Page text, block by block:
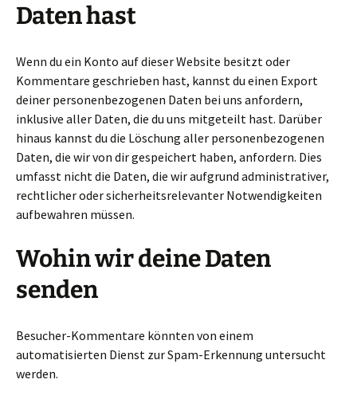
Daten hast
Wenn du ein Konto auf dieser Website besitzt oder
Kommentare geschrieben hast, kannst du einen Export
deiner personenbezogenen Daten bei uns anfordern,
inklusive aller Daten, die du uns mitgeteilt hast. Darüber
hinaus kannst du die Löschung aller personenbezogenen
Daten, die wir von dir gespeichert haben, anfordern. Dies
umfasst nicht die Daten, die wir aufgrund administrativer,
rechtlicher oder sicherheitsrelevanter Notwendigkeiten
aufbewahren müssen.
Wohin wir deine Daten
senden
Besucher-Kommentare könnten von einem
automatisierten Dienst zur Spam-Erkennung untersucht
werden.